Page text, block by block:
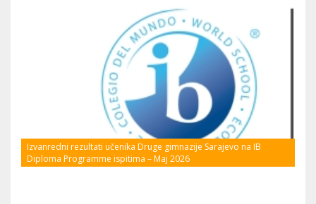
Izvanredni rezultati učenika Druge gimnazije Sarajevo na IB
Diploma Programme ispitima – Maj 2026